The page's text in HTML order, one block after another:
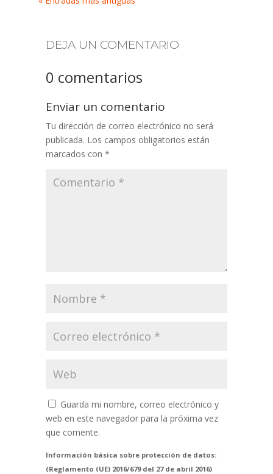
DEJA UN COMENTARIO
0 comentarios
Enviar un comentario
Tu dirección de correo electrónico no será
publicada. Los campos obligatorios están
marcados con *
Guarda mi nombre, correo electrónico y
web en este navegador para la próxima vez
que comente.
Información básica sobre protección de datos:
(Reglamento (UE) 2016/679 del 27 de abril 2016)